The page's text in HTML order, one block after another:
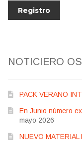
NOTICIERO
PACK VERANO
En Junio número
mayo 2026
NUEVO MATERIAL